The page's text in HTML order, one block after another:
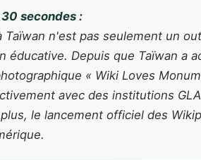
secondes :
Taïwan n'est pas seulement un
éducative. Depuis que Taïwan a
« Wiki Loves
avec des institutions
le lancement officiel des